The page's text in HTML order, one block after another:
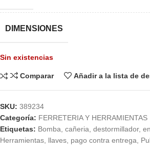
DIMENSIONES
Sin existencias
Comparar Añadir a la lista de
SKU: 389234
Categoría: FERRETERIA Y HERRAMIENTAS
Etiquetas: Bomba cañeria destormillador,
Herramientas llaves pago contra entrega